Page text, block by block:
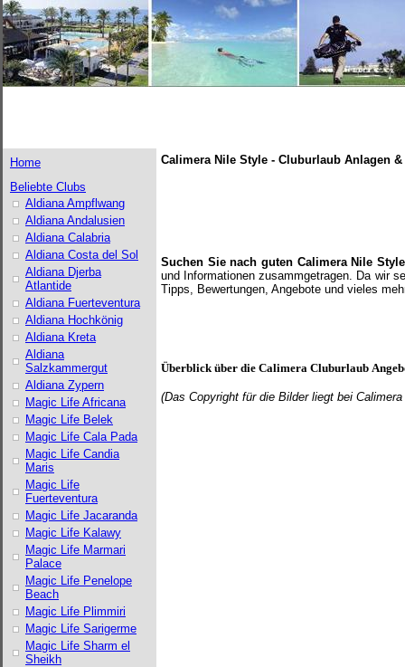
Home
Beliebte Clubs
Aldiana Ampflwang
Aldiana Andalusien
Aldiana Calabria
Aldiana Costa del Sol
Aldiana Djerba
Atlantide
Aldiana Fuerteventura
Aldiana Hochkönig
Aldiana Kreta
Aldiana
Salzkammergut
Aldiana Zypern
Magic Life Africana
Magic Life Belek
Magic Life Cala Pada
Magic Life Candia
Maris
Magic Life
Fuerteventura
Magic Life Jacaranda
Magic Life Kalawy
Magic Life Marmari
Palace
Magic Life Penelope
Beach
Magic Life Plimmiri
Magic Life Sarigerme
Magic Life Sharm el
Sheikh
Calimera Nile Style - Cluburlaub Anlagen
Suchen Sie nach guten Calimera Nile
und Informationen zusammgetragen. Da wir
Tipps, Bewertungen, Angebote und vieles
Überblick über die Calimera Cluburlaub
(Das Copyright für die Bilder liegt bei